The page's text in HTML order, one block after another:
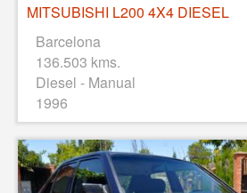
MITSUBISHI L200 4X4 DIESEL
Barcelona
136.503 kms.
Diesel - Manual
1996